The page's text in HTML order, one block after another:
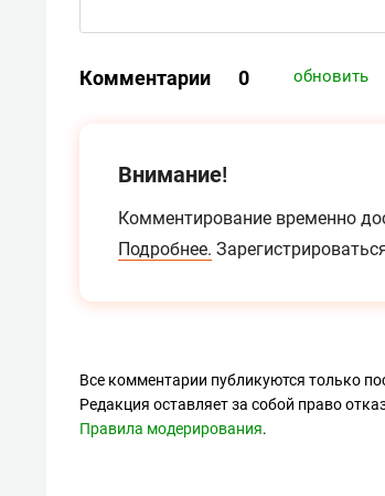
Комментарии 0 обновить
Внимание!
Комментирование временно
Подробнее.
Все комментарии публикуются только
Редакция оставляет за собой право
Правила модерирования.